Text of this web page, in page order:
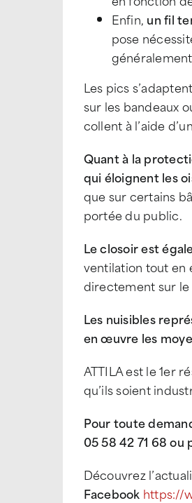
Enfin, un fil
pose
Les pics
sur les bandeaux
collent à l’aide
Quant à la
qui éloignent les
que sur certains
portée du public.
Le closoir est
ventilation tout en
directement sur
Les nuisibles
en œuvre les
ATTILA est le 1er
qu’ils soient
Pour toute
05 58 42 71 68 ou
Découvrez
Facebook https://